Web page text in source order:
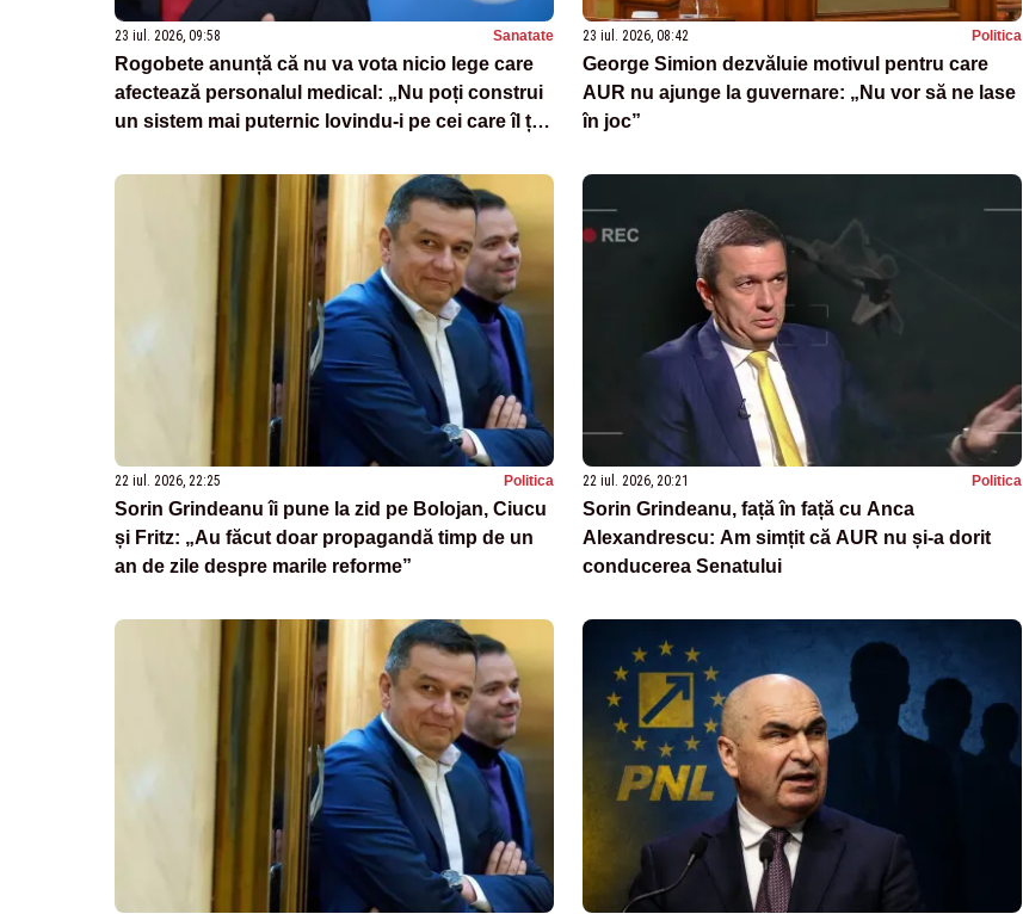
23 iul. 2026, 09:58 Sanatate
Rogobete anunță că nu va vota nicio lege care
afectează personalul medical: „Nu poți construi
un sistem mai puternic lovindu-i pe cei care îl țin
23 iul. 2026, 08:42 Politica
George Simion dezvăluie motivul pentru care
AUR nu ajunge la guvernare: „Nu vor să ne lase
în joc”
22 iul. 2026, 22:25 Politica
Sorin Grindeanu îi pune la zid pe Bolojan, Ciucu
și Fritz: „Au făcut doar propagandă timp de un
an de zile despre marile reforme”
22 iul. 2026, 20:21 Politica
Sorin Grindeanu, față în față cu Anca
Alexandrescu: Am simțit că AUR nu și-a dorit
conducerea Senatului